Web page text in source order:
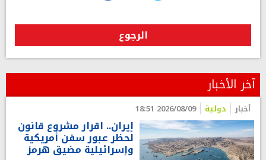
الرجوع
آخر الأخبار
أخبار دولية 2026/08/09 18:51
إيران.. اقرار مشروع قانون
لحظر عبور سفن أمريكية
وإسرائيلية مضيق هرمز